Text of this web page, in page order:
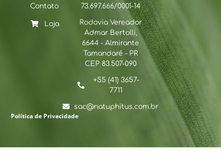
Contato
Loja
73.697.666/0001-14
Rodovia Vereador
Admar Bertolli,
6644 - Almirante
Tamandaré - PR
CEP 83.507-090
+55 (41) 3657-
7711
sac@natuphitus.com.br
Política de Privacidade